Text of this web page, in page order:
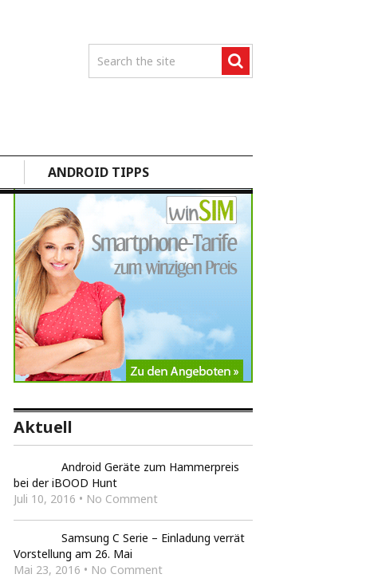
ANDROID TIPPS
Aktuell
Android Geräte zum Hammerpreis
bei der iBOOD Hunt
Juli 10, 2016 • No Comment
Samsung C Serie – Einladung verrät
Vorstellung am 26. Mai
Mai 23, 2016 • No Comment